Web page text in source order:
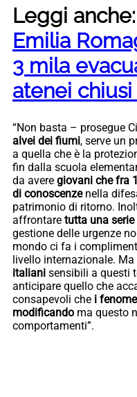
Leggi anche:
Emilia
3 mila
atenei
“Non basta – prosegue
alvei dei fiumi, serve un
a quella che è la
fin dalla scuola
da avere giovani che fra
di conoscenzenella
patrimonio di ritorno.
affrontare tutta una serie
gestione delle urgenze
mondo ci fa i
livello internazionale. Ma
italiani sensibili a questi
anticipare quello che
consapevoli che i
modificando ma questo
comportamenti”.